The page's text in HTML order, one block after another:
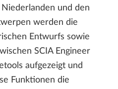
und den
werden die
Entwurfs sowie
SCIA Engineer
aufgezeigt und
Funktionen die